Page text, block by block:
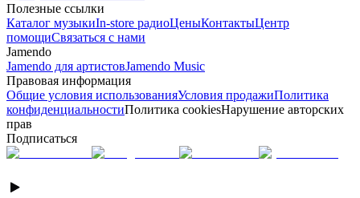
Полезные ссылки
Каталог музыкиIn-store радиоЦеныКонтактыЦентр
помощиСвязаться с нами
Jamendo
Jamendo для артистовJamendo Music
Правовая информация
Общие условия использованияУсловия продажиПолитика
конфиденциальностиПолитика cookiesНарушение авторских
прав
Подписаться